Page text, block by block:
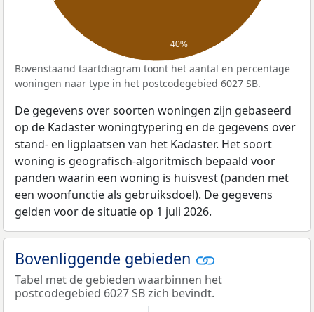
40%
Bovenstaand taartdiagram toont het aantal en percentage
woningen naar type in het postcodegebied 6027 SB.
De gegevens over soorten woningen zijn gebaseerd
op de Kadaster woningtypering en de gegevens over
stand- en ligplaatsen van het Kadaster. Het soort
woning is geografisch-algoritmisch bepaald voor
panden waarin een woning is huisvest (panden met
een woonfunctie als gebruiksdoel). De gegevens
gelden voor de situatie op 1 juli 2026.
Bovenliggende gebieden
Tabel met de gebieden waarbinnen het
postcodegebied 6027 SB zich bevindt.